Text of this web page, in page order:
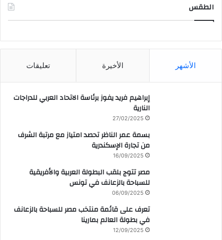
الطقس
الأشهر الأخيرة تعليقات
إبراهيم فريد يفوز برئاسة الاتحاد العربي للدراجات
النارية
27/02/2025
بسمة عمر الناظر تحصد امتياز مع مرتبة الشرف
من تجارة الإسكندرية
16/09/2025
مصر تتوج بلقب البطولة العربية والأفريقية
للسباحة بالزعانف في تونس
06/09/2025
تعرف على قائمة منتخب مصر للسباحة بالزعانف
في بطولة العالم بمارينا
12/09/2025